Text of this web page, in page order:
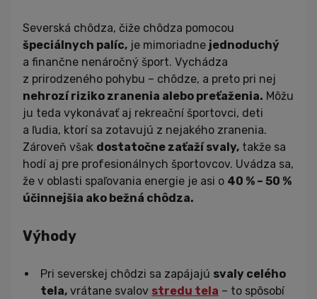
Severská chôdza, čiže chôdza pomocou
špeciálnych palíc, je mimoriadne jednoduchý
a finančne nenáročný šport. Vychádza
z prirodzeného pohybu – chôdze, a preto pri nej
nehrozí riziko zranenia alebo preťaženia. Môžu
ju teda vykonávať aj rekreační športovci, deti
a ľudia, ktorí sa zotavujú z nejakého zranenia.
Zároveň však dostatočne zaťaží svaly, takže sa
hodí aj pre profesionálnych športovcov. Uvádza sa,
že v oblasti spaľovania energie je asi o 40 % – 50 %
účinnejšia ako bežná chôdza.
Výhody
Pri severskej chôdzi sa zapájajú svaly celého
tela, vrátane svalov stredu tela – to spôsobí